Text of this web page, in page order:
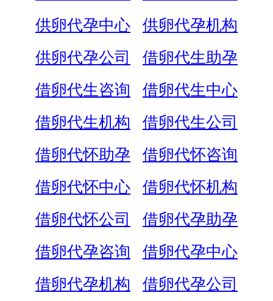
供卵代孕中心
供卵代孕机构
供卵代孕公司
借卵代生助孕
借卵代生咨询
借卵代生中心
借卵代生机构
借卵代生公司
借卵代怀助孕
借卵代怀咨询
借卵代怀中心
借卵代怀机构
借卵代怀公司
借卵代孕助孕
借卵代孕咨询
借卵代孕中心
借卵代孕机构
借卵代孕公司